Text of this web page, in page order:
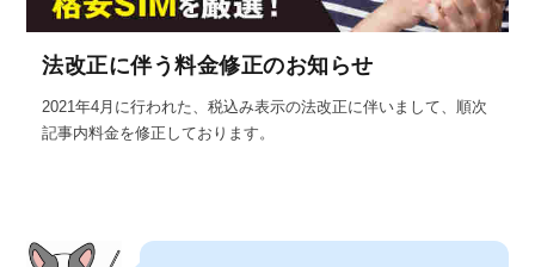
法改正に伴う料金修正のお知らせ
2021年4月に行われた、税込み表示の法改正に伴いまして、順次
記事内料金を修正しております。